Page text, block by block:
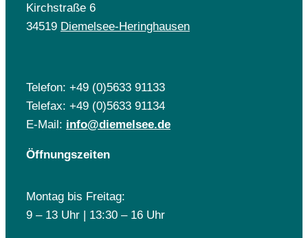
Kirchstraße 6
34519 Diemelsee-Heringhausen
Telefon: +49 (0)5633 91133
Telefax: +49 (0)5633 91134
E-Mail: info@diemelsee.de
Öffnungszeiten
Montag bis Freitag:
9 – 13 Uhr | 13:30 – 16 Uhr